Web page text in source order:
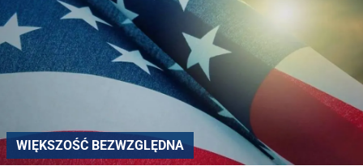
WIĘKSZOŚĆ BEZWZGLĘDNA